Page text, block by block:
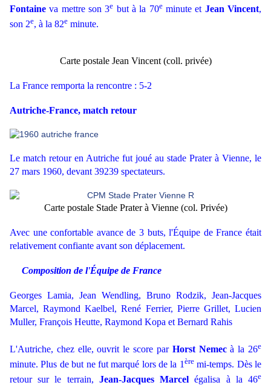
Fontaine va mettre son 3e but à la 70eminute et Jean Vincent,
son 2e, à la 82e minute.
Carte postale Jean Vincent (coll. privée)
La France remporta la rencontre : 5-2
Autriche-France, match retour
Le match retour en Autriche fut joué au stade Prater à Vienne, le
27 mars 1960, devant 39239 spectateurs.
Carte postale Stade Prater à Vienne (col. Privée)
Avec une confortable avance de 3 buts, l'Équipe de France était
relativement confiante avant son déplacement.
Composition de l'Équipe de France
Georges Lamia, Jean Wendling, Bruno Rodzik, Jean-Jacques
Marcel, Raymond Kaelbel, René Ferrier, Pierre Grillet, Lucien
Muller, François Heutte, Raymond Kopa et Bernard Rahis
L'Autriche, chez elle, ouvrit le score par Horst Nemecà la 26e
minute. Plus de but ne fut marqué lors de la 1 èremi-temps. Dès le
retour sur le terrain, Jean-Jacques Marcel égalisa à la 46e